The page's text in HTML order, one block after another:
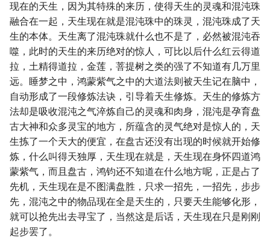
现在的天生，因为其特殊的来历，使得天生的灵魂和混沌珠
融合在一起，天生现在就是混沌珠中的珠灵，混沌珠成了天
生的本体。天生离了混沌珠就什么也不是了，必然被混沌吞
噬，此时的天生的来历绝对的惊人，可比以后什么红云得道
拉，土精得道拉，金莲，菩提树之类的强了不知道有几万里
远。睡梦之中，鸿蒙紫气之中的大道法则被天生记在脑中，
自动形成了一段修炼法诀，引导着天生修炼。天生的修炼方
法却是吸收混沌之气淬炼自己的灵魂和肉身，混沌是孕育盘
古大神和众多灵宝的地方，所蕴含的灵气绝对是惊人的，天
生拣了一个天大的便宜，在盘古还没有出现的时候就开始修
炼，什么叫得天独厚，天生现在就是，天生现在身怀四道鸿
蒙紫气，而且盘古，鸿钧还不知道在什么地方呢，正是占了
先机，天生现在是不图满盘胜，只求一招先，一招先，步步
先，混沌之中的物品现在全是天生的，只要天生能够化形，
就可以抢先出去寻宝了，当然这是后话，天生现在只是刚刚
起步罢了。